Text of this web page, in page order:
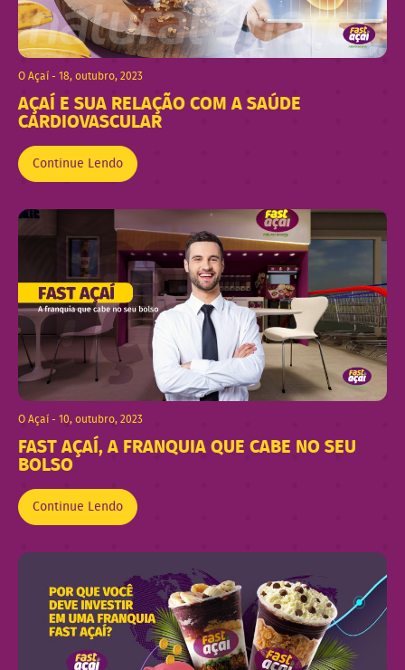
O Açaí - 18, outubro, 2023
AÇAÍ E SUA RELAÇÃO COM A SAÚDE
CARDIOVASCULAR
Continue Lendo
O Açaí - 10, outubro, 2023
FAST AÇAÍ, A FRANQUIA QUE CABE NO SEU
BOLSO
Continue Lendo